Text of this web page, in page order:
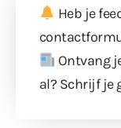
Heb je
Ontvang
al? Schrijf je